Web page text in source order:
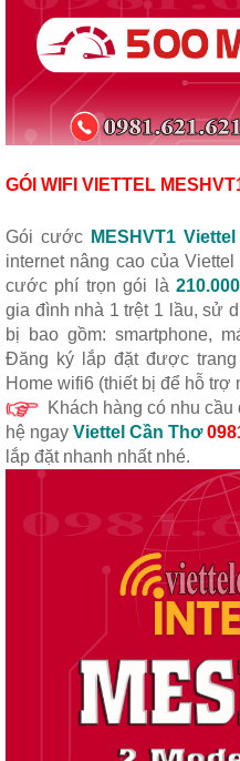
GÓI WIFI VIETTEL
Gói cước MESHVT1 Viettel
internet nâng cao của
cước phí trọn gói là
gia đình nhà 1 trệt 1 lầu, sử
bị bao gồm: smartphone,
Đăng ký lắp đặt được
Home wifi6 (thiết bị để hỗ trợ
Khách hàng có nhu
hệ ngay Viettel Cần Thơ
lắp đặt nhanh nhất nhé.